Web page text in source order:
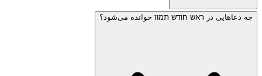
תמוז ماهی است که با عزاداری مرتبط است. هفدهم תמוז روز
می‌دهد. طبق سنت، گناه گوساله طلایی و شکستن لوحه‌های اول
چه دعاهایی در ראש חודש תמוז خوانده می‌شود؟